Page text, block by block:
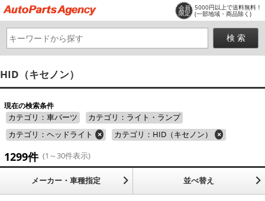
会員
限定
5000円以上で送料無料！
(一部地域・商品除く)
HID（キセノン）
現在の検索条件
カテゴリ：車パーツ
カテゴリ：ライト・ランプ
カテゴリ：ヘッドライト
× カテゴリ：HID（キセノン） ×
1299件 (1～30件表示)
メーカー・車種指定 並べ替え